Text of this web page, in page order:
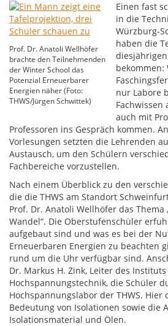
Prof. Dr. Anatoli Wellhöfer
brachte den Teilnehmenden
der Winter School das
Potenzial Erneuerbarer
Energien näher (Foto:
THWS/Jürgen Schwittek)
Einen fast
in die
Würzburg-
haben die
bekommen:
nur Labore
Fachwissen
auch mit
Professoren ins Gespräch kommen.
Vorlesungen setzten die Lehrenden
Austausch, um den Schülern
Fachbereiche vorzustellen.
Nach einem Überblick zu den
die die THWS am Standort
Prof. Dr. Anatoli Wellhöfer das Thema
Wandel“. Die Oberstufenschüler
aufgebaut sind und was es bei der
Erneuerbaren Energien zu beachten
rund um die Uhr verfügbar sind.
Dr. Markus H. Zink, Leiter des
Hochspannungstechnik, die Schüler
Hochspannungslabor der THWS.
Bedeutung von Isolationen sowie die
Isolationsmaterial und Ölen.